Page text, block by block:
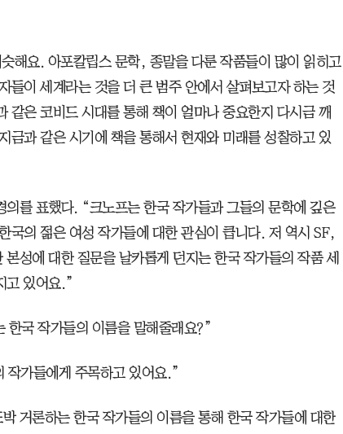
해요. 아포칼립스 문학, 종말을 다룬 작품들이 많이 읽히고
들이 세계라는 것을 더 큰 범주 안에서 살펴보고자 하는 것
같은 코비드 시대를 통해 책이 얼마나 중요한지 다시금 깨
금과 같은 시기에 책을 통해서 현재와 미래를 성찰하고 있
의를 표했다. “크노프는 한국 작가들과 그들의 문학에 깊은
국의 젊은 여성 작가들에 대한 관심이 큽니다. 저 역시 SF,
성에 대한 질문을 날카롭게 던지는 한국 작가들의 작품 세
고 있어요.”
한국 작가들의 이름을 말해줄래요?”
작가들에게 주목하고 있어요.”
거론하는 한국 작가들의 이름을 통해 한국 작가들에 대한